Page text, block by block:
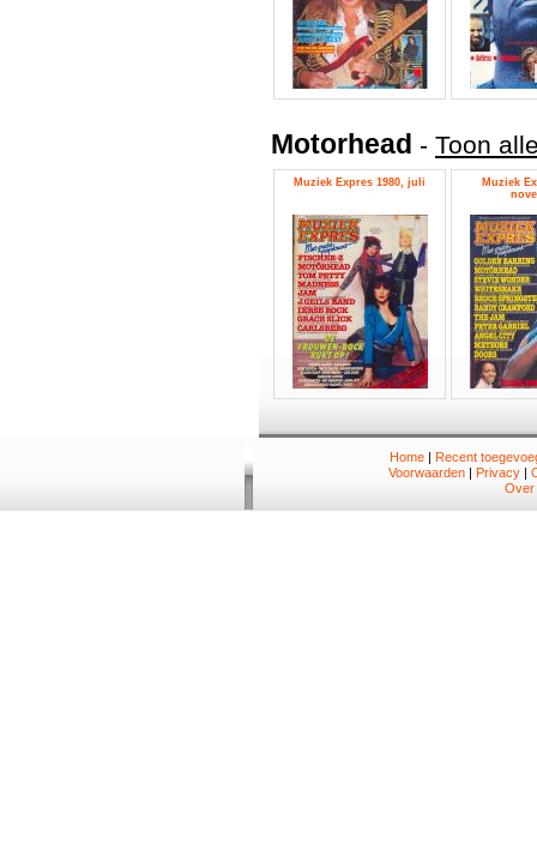
Motorhead - Toon
Muziek Expres 1980, juli
Muziek
Home| Recent
Voorwaarden | Privacy |
Over